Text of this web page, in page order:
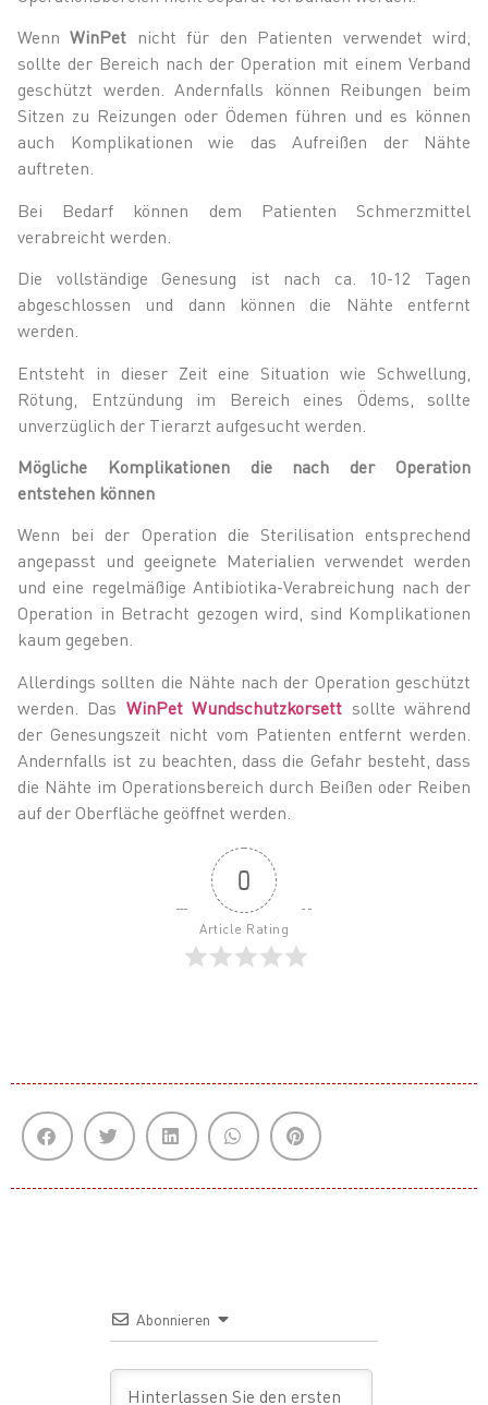
WennWinPet nicht für den Patienten verwendet wird,
sollte der Bereich nach der Operation mit einem Verband
geschützt werden. Andernfalls können Reibungen beim
Sitzen zu Reizungen oder Ödemen führen und es können
auch Komplikationen wie das Aufreißen der Nähte
auftreten.
Bei Bedarf können dem Patienten Schmerzmittel
verabreicht werden.
Die vollständige Genesung ist nach ca. 10-12 Tagen
abgeschlossen und dann können die Nähte entfernt
werden.
Entsteht in dieser Zeit eine Situation wie Schwellung,
Rötung, Entzündung im Bereich eines Ödems, sollte
unverzüglich der Tierarzt aufgesucht werden.
Mögliche Komplikationen die nach der Operation
entstehen können
Wenn bei der Operation die Sterilisation entsprechend
angepasst und geeignete Materialien verwendet werden
und eine regelmäßige Antibiotika-Verabreichung nach der
Operation in Betracht gezogen wird, sind Komplikationen
kaum gegeben.
Allerdings sollten die Nähte nach der Operation geschützt
werden. Das WinPet Wundschutzkorsett sollte während
der Genesungszeit nicht vom Patienten entfernt werden.
Andernfalls ist zu beachten, dass die Gefahr besteht, dass
die Nähte im Operationsbereich durch Beißen oder Reiben
auf der Oberfläche geöffnet werden.
0
Article Rating
Abonnieren